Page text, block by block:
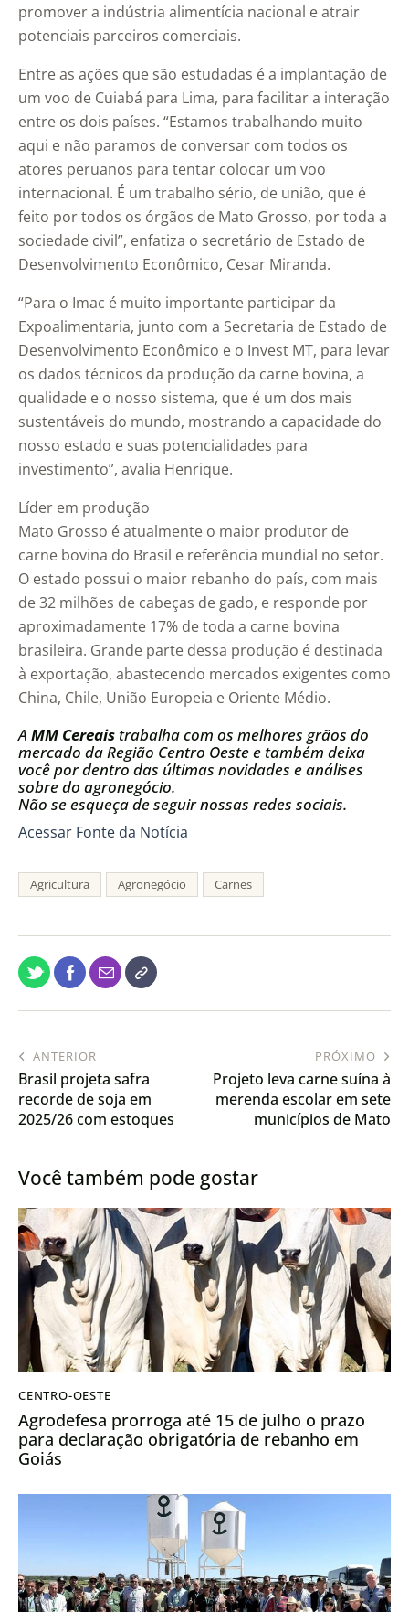
promover a indústria alimentícia nacional e atrair
potenciais parceiros comerciais.
Entre as ações que são estudadas é a implantação de
um voo de Cuiabá para Lima, para facilitar a interação
entre os dois países. “Estamos trabalhando muito
aqui e não paramos de conversar com todos os
atores peruanos para tentar colocar um voo
internacional. É um trabalho sério, de união, que é
feito por todos os órgãos de Mato Grosso, por toda a
sociedade civil”, enfatiza o secretário de Estado de
Desenvolvimento Econômico, Cesar Miranda.
“Para o Imac é muito importante participar da
Expoalimentaria, junto com a Secretaria de Estado de
Desenvolvimento Econômico e o Invest MT, para levar
os dados técnicos da produção da carne bovina, a
qualidade e o nosso sistema, que é um dos mais
sustentáveis do mundo, mostrando a capacidade do
nosso estado e suas potencialidades para
investimento”, avalia Henrique.
Líder em produção
Mato Grosso é atualmente o maior produtor de
carne bovina do Brasil e referência mundial no setor.
O estado possui o maior rebanho do país, com mais
de 32 milhões de cabeças de gado, e responde por
aproximadamente 17% de toda a carne bovina
brasileira. Grande parte dessa produção é destinada
à exportação, abastecendo mercados exigentes como
China, Chile, União Europeia e Oriente Médio.
A MM Cereais trabalha com os melhores grãos do
mercado da Região Centro Oeste e também deixa
você por dentro das últimas novidades e análises
sobre do agronegócio.
Não se esqueça de seguir nossas redes sociais.
Acessar Fonte da Notícia
Agricultura Agronegócio Carnes
ANTERIOR
Brasil projeta safra
recorde de soja em
2025/26 com estoques
PRÓXIMO
Projeto leva carne suína à
merenda escolar em sete
municípios de Mato
Você também pode gostar
CENTRO-OESTE
Agrodefesa prorroga até 15 de julho o prazo
para declaração obrigatória de rebanho em
Goiás